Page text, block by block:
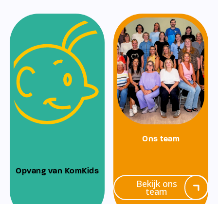
Opvang van KomKids
Ons team
Bekijk ons
team